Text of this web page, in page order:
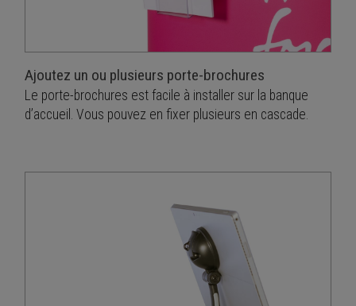
Ajoutez un ou plusieurs porte-brochures
Le porte-brochures est facile à installer sur la banque
d’accueil. Vous pouvez en fixer plusieurs en cascade.